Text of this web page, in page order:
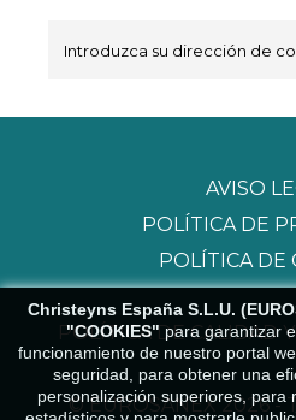
Christeyns España S.L.U.
"COOKIES" para garantizar
funcionamiento de nuestro portal
seguridad, para obtener una
personalización superiores, para
AVISO
POLÍTICA DE
POLÍTICA DE
POLÍTICA DE CALIDAD
© EUROSANEX 2026 -